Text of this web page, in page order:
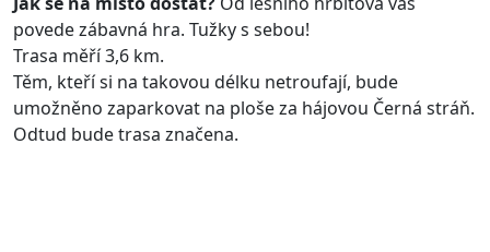
povede zábavná hra. Tužky s sebou!
Trasa měří 3,6 km.
Těm, kteří si na takovou délku netroufají, bude
umožněno zaparkovat na ploše za hájovou Černá stráň.
Odtud bude trasa značena.